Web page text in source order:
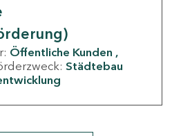
Öffentliche Kunden
Städtebau